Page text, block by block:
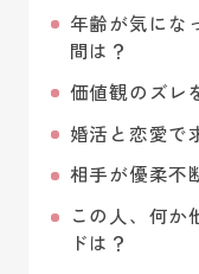
年齢が気にな
間は？
価値観のズレ
婚活と恋愛で
相手が優柔不
この人、何か
ドは？